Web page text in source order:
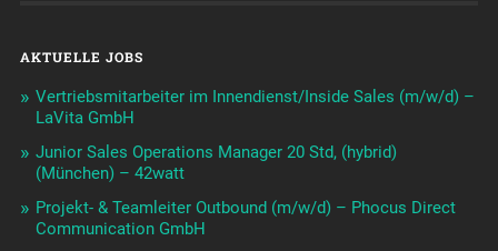
AKTUELLE JOBS
Vertriebsmitarbeiter im Innendienst/Inside Sales (m/w/d) –
LaVita GmbH
Junior Sales Operations Manager 20 Std, (hybrid)
(München) – 42watt
Projekt- & Teamleiter Outbound (m/w/d) – Phocus Direct
Communication GmbH